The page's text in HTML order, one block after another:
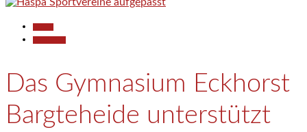
Das Gymnasium Eckhorst
Bargteheide unterstützt